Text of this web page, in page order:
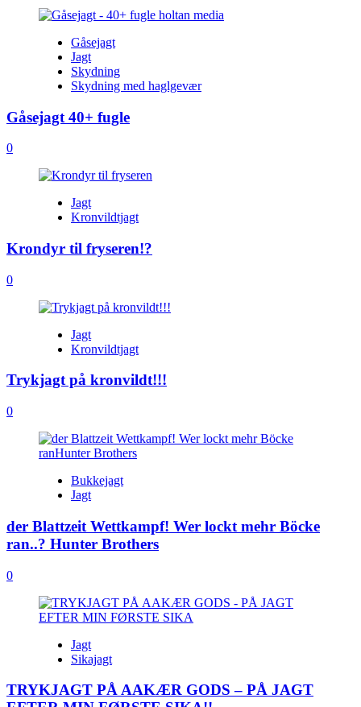
Gåsejagt
Jagt
Skydning
Skydning med haglgevær
Gåsejagt 40+ fugle
0
Jagt
Kronvildtjagt
Krondyr til fryseren!?
0
Jagt
Kronvildtjagt
Trykjagt på kronvildt!!!
0
Bukkejagt
Jagt
der Blattzeit Wettkampf! Wer lockt mehr Böcke
ran..? Hunter Brothers
0
Jagt
Sikajagt
TRYKJAGT PÅ AAKÆR GODS – PÅ JAGT